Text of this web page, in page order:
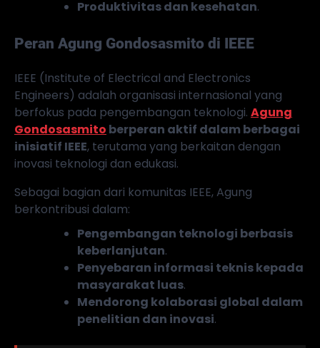
Produktivitas dan kesehatan.
Peran Agung Gondosasmito di IEEE
IEEE (Institute of Electrical and Electronics
Engineers) adalah organisasi internasional yang
berfokus pada pengembangan teknologi. Agung
Gondosasmito berperan aktif dalam berbagai
inisiatif IEEE, terutama yang berkaitan dengan
inovasi teknologi dan edukasi.
Sebagai bagian dari komunitas IEEE, Agung
berkontribusi dalam:
Pengembangan teknologi berbasis
keberlanjutan.
Penyebaran informasi teknis kepada
masyarakat luas.
Mendorong kolaborasi global dalam
penelitian dan inovasi.